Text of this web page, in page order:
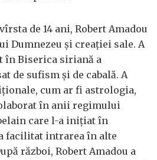
de 14 ani, Robert Amadou
Dumnezeu şi creaţiei sale. A
Biserica siriană a
de sufism şi de cabală. A
cum ar fi astrologia,
în anii regimului
care l-a iniţiat în
facilitat intrarea în alte
război, Robert Amadou a